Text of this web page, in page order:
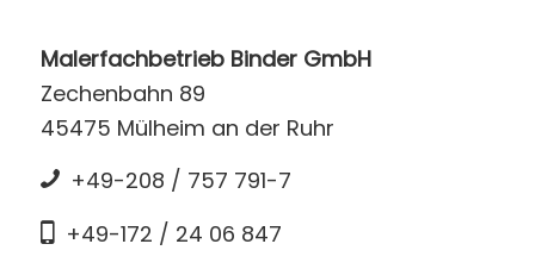
Malerfachbetrieb Binder GmbH
Zechenbahn 89
45475 Mülheim an der Ruhr
+49-208 / 757 791-7
+49-172 / 24 06 847